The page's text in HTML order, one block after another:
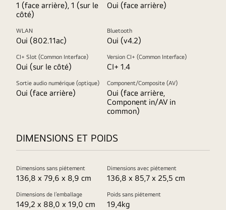
1 (face arrière), 1 (sur le
côté)
Oui (face arrière)
WLAN
Oui (802.11ac)
Bluetooth
Oui (v4.2)
CI+ Slot (Common Interface)
Oui (sur le côté)
Version CI+ (Common Interface)
CI+ 1.4
Sortie audio numérique (optique)
Oui (face arrière)
Component/Composite (AV)
Oui (face arrière,
Component in/AV in
common)
DIMENSIONS ET POIDS
Dimensions sans piétement
136,8 x 79,6 x 8,9 cm
Dimensions avec piétement
136,8 x 85,7 x 25,5 cm
Dimensions de l’emballage
149,2 x 88,0 x 19,0 cm
Poids sans piétement
19,4kg